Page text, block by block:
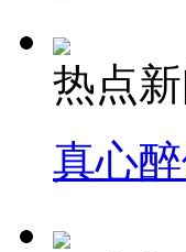
热点
真心